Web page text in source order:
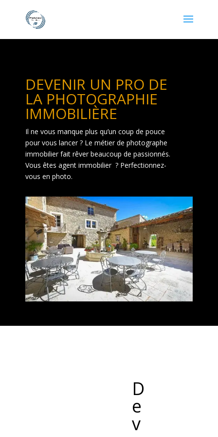
DEVENIR UN PRO DE
LA PHOTOGRAPHIE
IMMOBILIÈRE
Il ne vous manque plus qu’un coup de pouce
pour vous lancer ? Le métier de photographe
immobilier fait rêver beaucoup de passionnés.
Vous êtes agent immobilier ? Perfectionnez-
vous en photo.
D
e
v